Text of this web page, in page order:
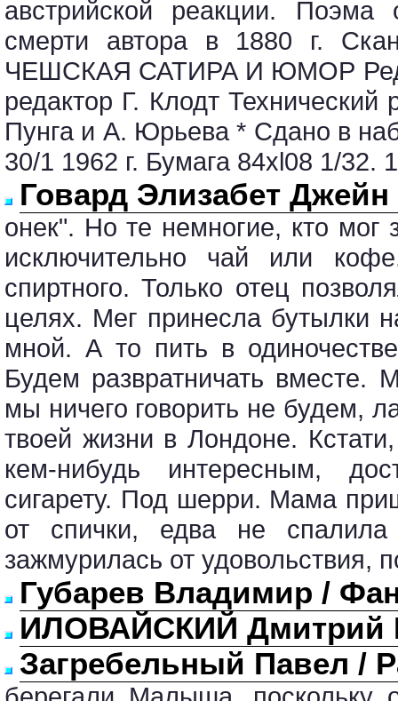
австрийской реакции.
смерти автора в 1880 г.
ЧЕШСКАЯ САТИРА И ЮМОР
редактор Г. Клодт
Пунга и А. Юрьева * Сдано в
30/1 1962 г. Бумага 84xl08 1/32.
Говард Элизабет
онек". Но те немногие, кто мог
исключительно чай или
спиртного. Только отец
целях. Мег принесла бутылки
мной. А то пить в
Будем развратничать вместе.
мы ничего говорить не будем,
твоей жизни в Лондоне.
кем-нибудь интересным,
сигарету. Под шерри. Мама
от спички, едва не
зажмурилась от удовольствия,
Губарев Владимир /
ИЛОВАЙСКИЙ Дмитрий
Загребельный Павел /